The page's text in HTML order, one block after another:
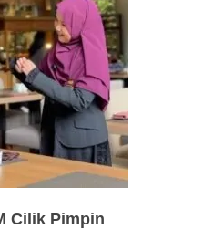
Cilik Pimpin